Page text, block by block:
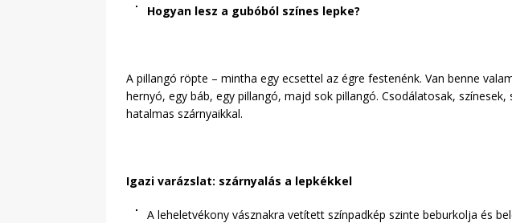
Hogyan lesz a gubóból színes lepke?
A pillangó röpte – mintha egy ecsettel az égre festenénk. Van benne
hernyó, egy báb, egy pillangó, majd sok pillangó. Csodálatosak,
hatalmas szárnyaikkal.
Igazi varázslat: szárnyalás a lepkékkel
A leheletvékony vásznakra vetített színpadkép szinte beburkolja és